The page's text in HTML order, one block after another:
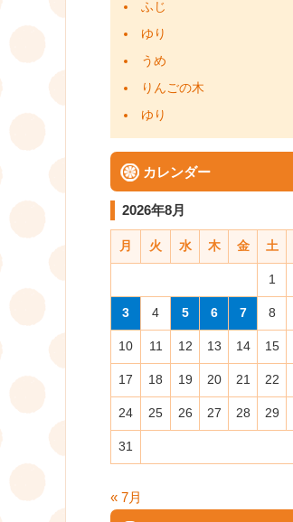
ふじ
ゆり
うめ
りんごの木
ゆり
カレンダー
2026年8月
月 火 水 木 金 土
1
3 4 5 6 7 8
10 11 12 13 14 15
17 18 19 20 21 22
24 25 26 27 28 29
31
« 7月